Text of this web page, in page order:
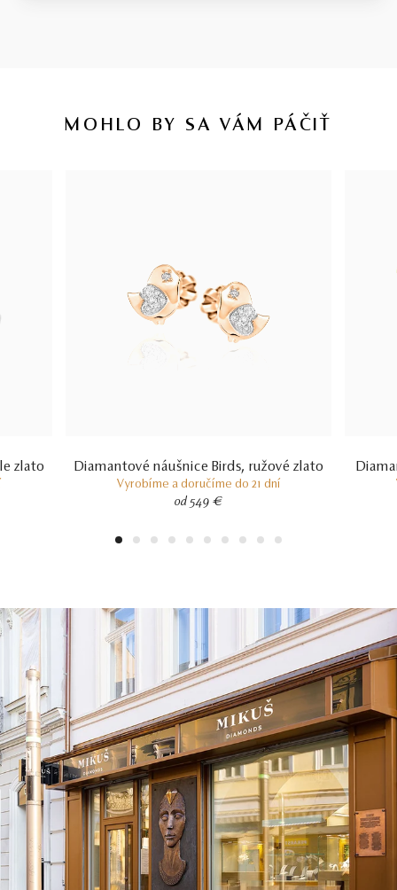
MOHLO BY SA VÁM PÁČIŤ
zlato Diamantové náušnice Birds, ružové zlato
Vyrobíme a doručíme do 21 dní
od 549 €
1 2 3 4 5 6 7 8 9 10